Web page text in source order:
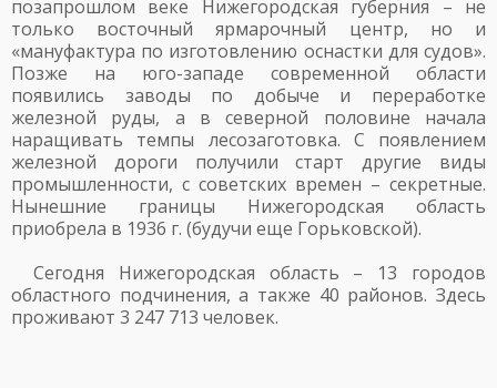
позапрошлом веке Нижегородская губерния – не
только восточный ярмарочный центр, но и
«мануфактура по изготовлению оснастки для судов».
Позже на юго-западе современной области
появились заводы по добыче и переработке
железной руды, а в северной половине начала
наращивать темпы лесозаготовка. С появлением
железной дороги получили старт другие виды
промышленности, с советских времен – секретные.
Нынешние границы Нижегородская область
приобрела в 1936 г. (будучи еще Горьковской).
Сегодня Нижегородская область – 13 городов
областного подчинения, а также 40 районов. Здесь
проживают 3 247 713 человек.